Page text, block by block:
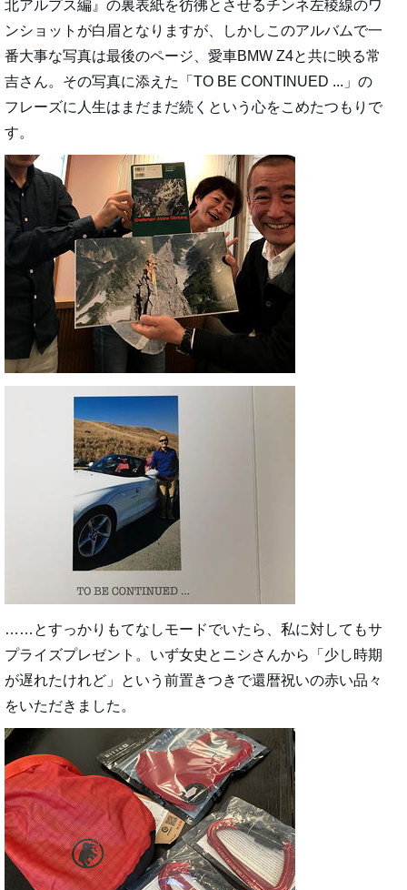
北アルプス編』の裏表紙を彷彿とさせるチンネ左稜線のワ
ンショットが白眉となりますが、しかしこのアルバムで一
番大事な写真は最後のページ、愛車BMW Z4と共に映る常
吉さん。その写真に添えた「TO BE CONTINUED ...」の
フレーズに人生はまだまだ続くという心をこめたつもりで
す。
……とすっかりもてなしモードでいたら、私に対してもサ
プライズプレゼント。いず女史とニシさんから「少し時期
が遅れたけれど」という前置きつきで還暦祝いの赤い品々
をいただきました。